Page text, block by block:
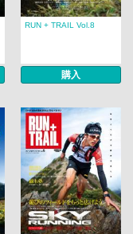
RUN + TRAIL Vol.8
購入